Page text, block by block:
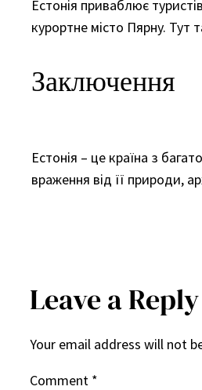
Естонія приваблює
курортне місто Пярну. Тут
Заключення
Естонія – це країна з
враження від її природи,
Leave a Reply
Your email address will not
Comment *